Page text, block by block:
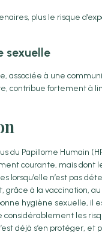
plus le risque
sexuelle
associée à une
contribue fortement à
du Papillome Humain
courante, mais dont
lorsqu’elle n’est pas
grâce à la vaccination,
hygiène sexuelle, il
considérablement les
déjà s’en protéger, et